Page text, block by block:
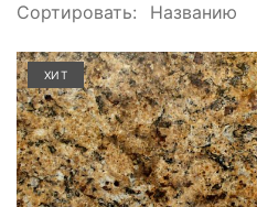
Сортировать: Названию
ХИТ